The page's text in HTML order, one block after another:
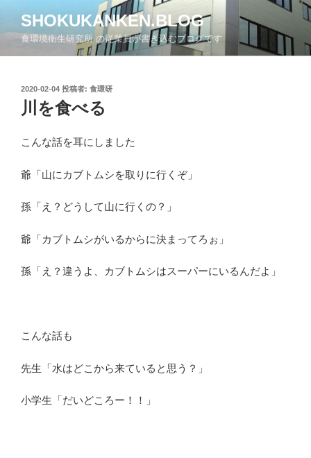
ン
SHOKUKANKEN.BLOG
食環境衛生研究所 の従業員が書き込むブログです
投
稿
日:
2020-02-04 投稿者: 食環研
川を食べる
こんな話を耳にしました
爺「山にカブトムシを取りに行くぞ」
孫「え？どうして山に行くの？」
爺「カブトムシがいるからに決まってろぉ」
孫「え？違うよ、カブトムシはスーパーにいるんだよ」
こんな話も
先生「水はどこから来ていると思う？」
小学生「だいどころー！！」